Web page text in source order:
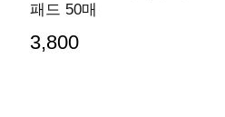
패드 50매
3,800